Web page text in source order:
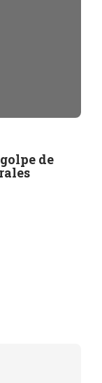
de